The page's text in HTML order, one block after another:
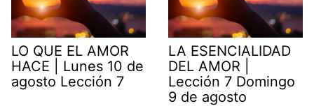
LO QUE EL AMOR
HACE | Lunes 10 de
agosto Lección 7
LA ESENCIALIDAD
DEL AMOR |
Lección 7 Domingo
9 de agosto